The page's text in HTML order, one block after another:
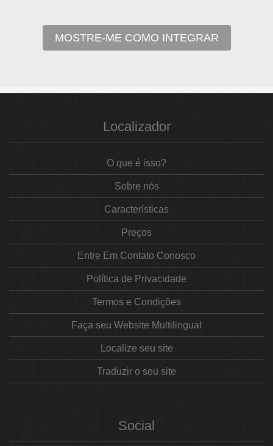
MOSTRE-ME COMO INTEGRAR
Localizador
O que é isso?
Sobre nós
Características
Preços
Entre Em Contato Conosco
Política de Privacidade
Termos e Condições
Faça seu Website Multilingual
Localize seu site
Traduzir o seu site
Social